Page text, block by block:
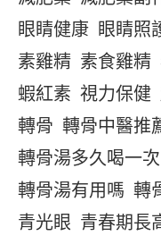
眼睛健康 眼睛照
素雞精 素食雞精
蝦紅素 視力保健
轉骨 轉骨中醫推
轉骨湯多久喝一次
轉骨湯有用嗎 轉
青光眼 青春期長